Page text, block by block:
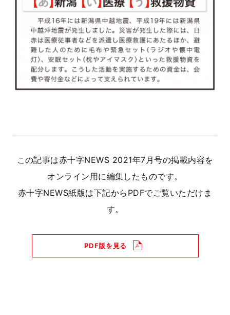
この記事は赤十字NEWS 2021年7月号の掲載内容を
オンライン用に編集したものです。
赤十字NEWS紙版は下記からPDFでご覧いただけま
す。
PDF版を見る